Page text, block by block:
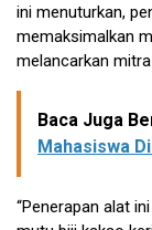
ini menuturkan,
memaksimalkan
melancarkan
Baca Juga
Mahasiswa
“Penerapan alat